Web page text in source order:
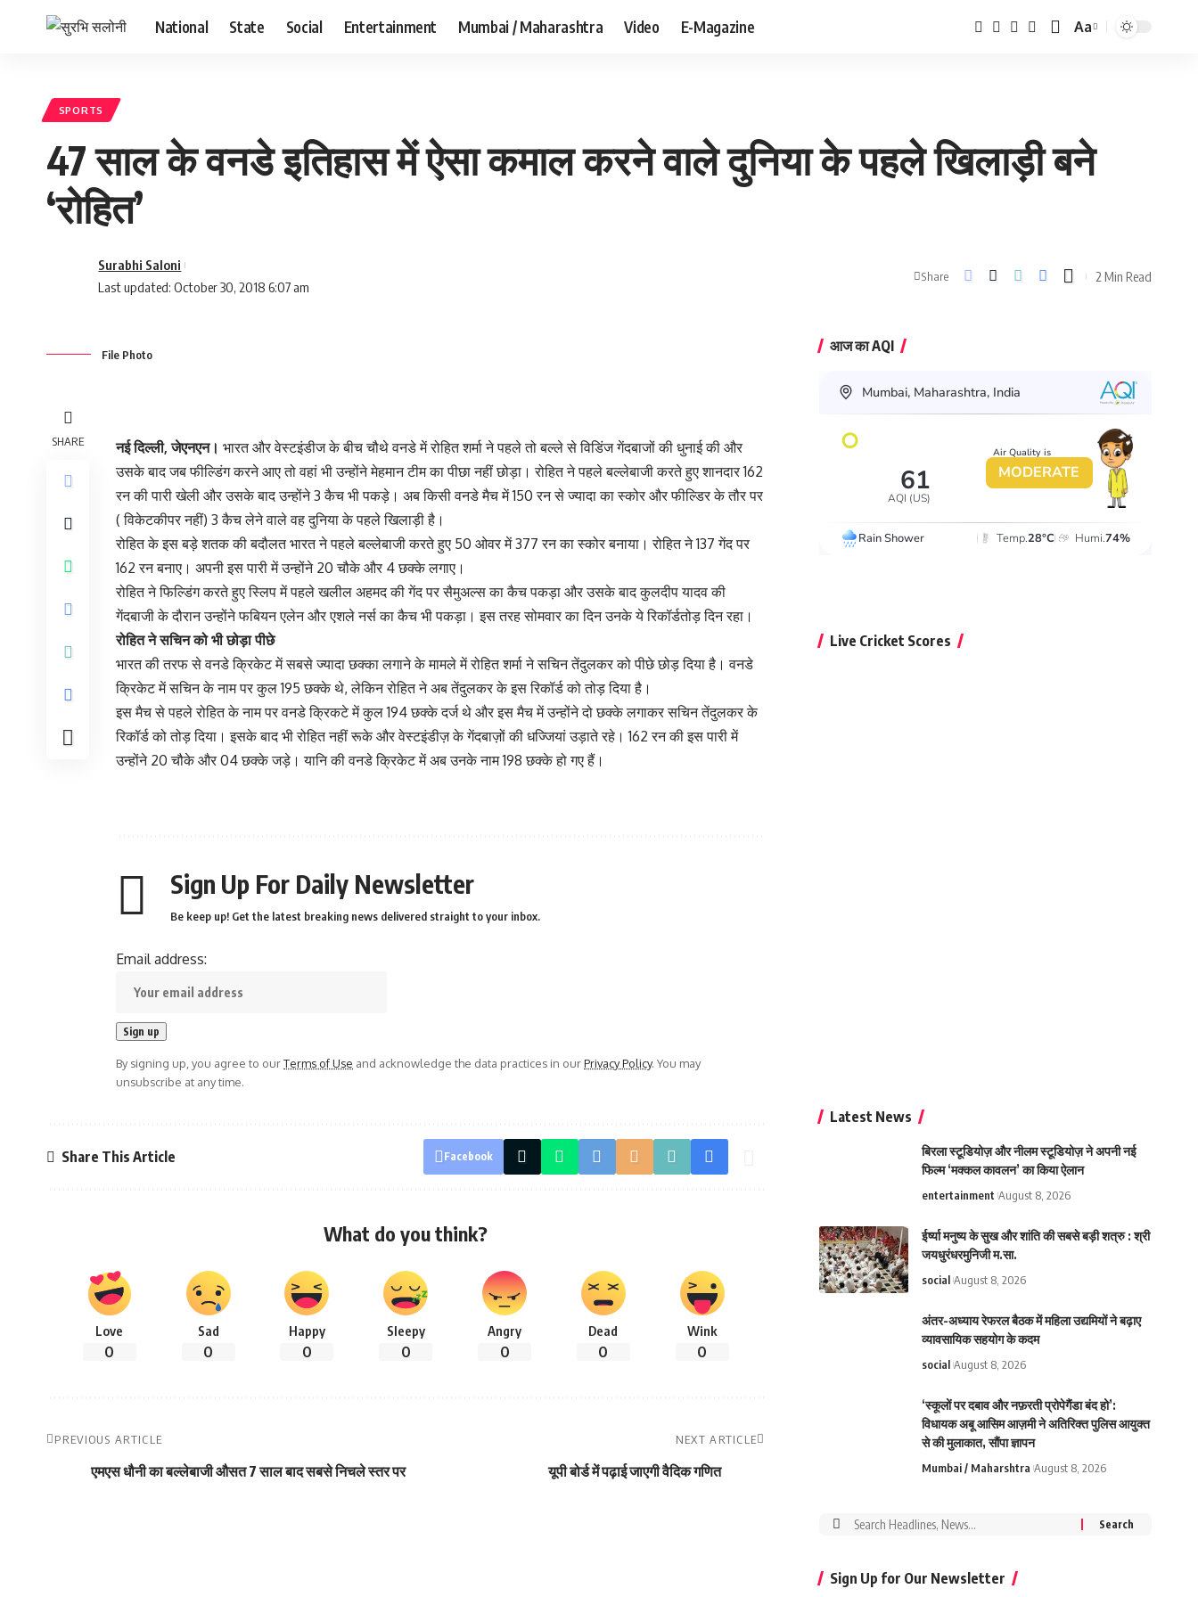
National State Social Entertainment Mumbai / Maharashtra Video E-Magazine
Font
Aa
SPORTS
47 साल के वनडे इतिहास में ऐसा कमाल करने वाले दुनिया के पहले खिलाड़ी बने
‘रोहित’
Last updated: October 30, 2018 6:07 am
Surabhi Saloni
Share 2 Min Read
File Photo
SHARE नई दिल्ली, जेएनएन। भारत और वेस्टइंडीज के बीच चौथे वनडे में रोहित शर्मा ने पहले तो बल्ले से विडिंज गेंदबाजों की धुनाई की और
उसके बाद जब फील्डिंग करने आए तो वहां भी उन्होंने मेहमान टीम का पीछा नहीं छोड़ा। रोहित ने पहले बल्लेबाजी करते हुए शानदार 162
रन की पारी खेली और उसके बाद उन्होंने 3 कैच भी पकड़े। अब किसी वनडे मैच में 150 रन से ज्यादा का स्कोर और फील्डिर के तौर पर
( विकेटकीपर नहीं) 3 कैच लेने वाले वह दुनिया के पहले खिलाड़ी है।
रोहित के इस बड़े शतक की बदौलत भारत ने पहले बल्लेबाजी करते हुए 50 ओवर में 377 रन का स्कोर बनाया। रोहित ने 137 गेंद पर
162 रन बनाए। अपनी इस पारी में उन्होंने 20 चौके और 4 छक्के लगाए।
रोहित ने फिल्डिंग करते हुए स्लिप में पहले खलील अहमद की गेंद पर सैमुअल्स का कैच पकड़ा और उसके बाद कुलदीप यादव की
गेंदबाजी के दौरान उन्होंने फबियन एलेन और एशले नर्स का कैच भी पकड़ा। इस तरह सोमवार का दिन उनके ये रिकॉर्डतोड़ दिन रहा।
रोहित ने सचिन को भी छोड़ा पीछे
भारत की तरफ से वनडे क्रिकेट में सबसे ज्यादा छक्का लगाने के मामले में रोहित शर्मा ने सचिन तेंदुलकर को पीछे छोड़ दिया है। वनडे
क्रिकेट में सचिन के नाम पर कुल 195 छक्के थे, लेकिन रोहित ने अब तेंदुलकर के इस रिकॉर्ड को तोड़ दिया है।
इस मैच से पहले रोहित के नाम पर वनडे क्रिकटे में कुल 194 छक्के दर्ज थे और इस मैच में उन्होंने दो छक्के लगाकर सचिन तेंदुलकर के
रिकॉर्ड को तोड़ दिया। इसके बाद भी रोहित नहीं रूके और वेस्टइंडीज़ के गेंदबाज़ों की धज्जियां उड़ाते रहे। 162 रन की इस पारी में
उन्होंने 20 चौके और 04 छक्के जड़े। यानि की वनडे क्रिकेट में अब उनके नाम 198 छक्के हो गए हैं।
Sign Up For Daily Newsletter
Be keep up! Get the latest breaking news delivered straight to your inbox.
Email address:
By signing up, you agree to ourTerms of Use and acknowledge the data practices in ourPrivacy Policy. You may
unsubscribe at any time.
Share This Article Facebook
What do you think?
Love
0
Sad
0
Happy
0
Sleepy
0
Angry
0
Dead
0
Wink
0
PREVIOUS ARTICLE
एमएस धौनी का बल्लेबाजी औसत 7 साल बाद सबसे निचले स्तर पर
NEXT ARTICLE
यूपी बोर्ड में पढ़ाई जाएगी वैदिक गणित
आज का AQI
Live Cricket Scores
Latest News
बिरला स्टूडियोज़ और नीलम स्टूडियोज़ ने अपनी नई
फिल्म ‘मक्कल कावलन’ का किया ऐलान
entertainment August 8, 2026
ईर्ष्या मनुष्य के सुख और शांति की सबसे बड़ी शत्रु : श्री
जयधुरंधरमुनिजी म.सा.
social August 8, 2026
अंतर-अध्याय रेफरल बैठक में महिला उद्यमियों ने बढ़ाए
व्यावसायिक सहयोग के कदम
social August 8, 2026
‘स्कूलों पर दबाव और नफ़रती प्रोपेगैंडा बंद हो’:
विधायक अबू आसिम आज़मी ने अतिरिक्त पुलिस आयुक्त
से की मुलाकात, सौंपा ज्ञापन
Mumbai / Maharshtra August 8, 2026
Search
Sign Up for Our Newsletter